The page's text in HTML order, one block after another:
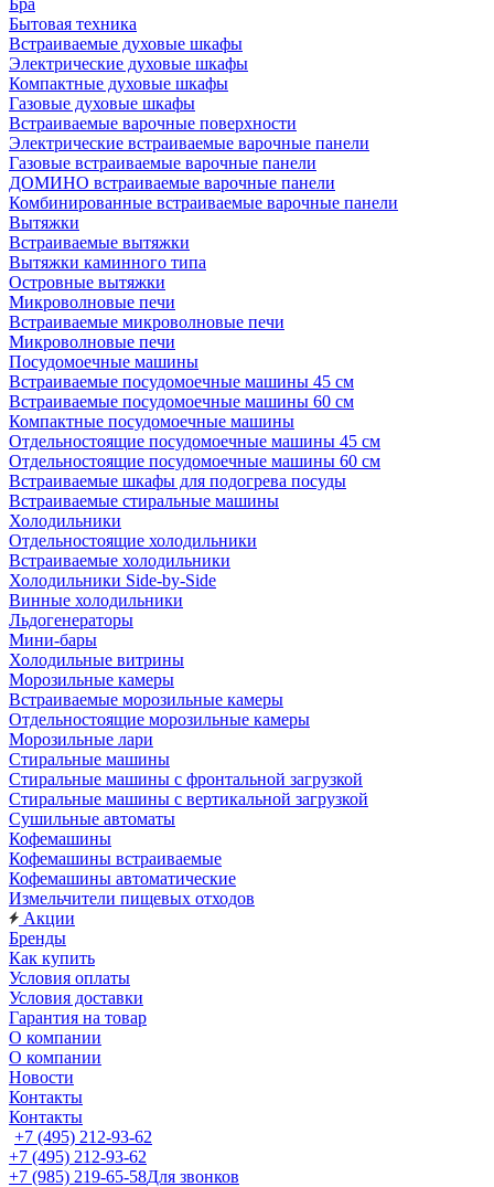
Бра
Бытовая техника
Встраиваемые духовые шкафы
Электрические духовые шкафы
Компактные духовые шкафы
Газовые духовые шкафы
Встраиваемые варочные поверхности
Электрические встраиваемые варочные панели
Газовые встраиваемые варочные панели
ДОМИНО встраиваемые варочные панели
Комбинированные встраиваемые варочные панели
Вытяжки
Встраиваемые вытяжки
Вытяжки каминного типа
Островные вытяжки
Микроволновые печи
Встраиваемые микроволновые печи
Микроволновые печи
Посудомоечные машины
Встраиваемые посудомоечные машины 45 см
Встраиваемые посудомоечные машины 60 см
Компактные посудомоечные машины
Отдельностоящие посудомоечные машины 45 см
Отдельностоящие посудомоечные машины 60 см
Встраиваемые шкафы для подогрева посуды
Встраиваемые стиральные машины
Холодильники
Отдельностоящие холодильники
Встраиваемые холодильники
Холодильники Side-by-Side
Винные холодильники
Льдогенераторы
Мини-бары
Холодильные витрины
Морозильные камеры
Встраиваемые морозильные камеры
Отдельностоящие морозильные камеры
Морозильные лари
Стиральные машины
Стиральные машины с фронтальной загрузкой
Стиральные машины с вертикальной загрузкой
Сушильные автоматы
Кофемашины
Кофемашины встраиваемые
Кофемашины автоматические
Измельчители пищевых отходов
Акции
Бренды
Как купить
Условия оплаты
Условия доставки
Гарантия на товар
О компании
О компании
Новости
Контакты
Контакты
+7 (495) 212-93-62
+7 (495) 212-93-62
+7 (985) 219-65-58Для звонков